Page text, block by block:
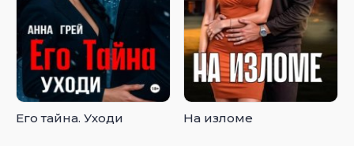
Его тайна. Уходи На изломе